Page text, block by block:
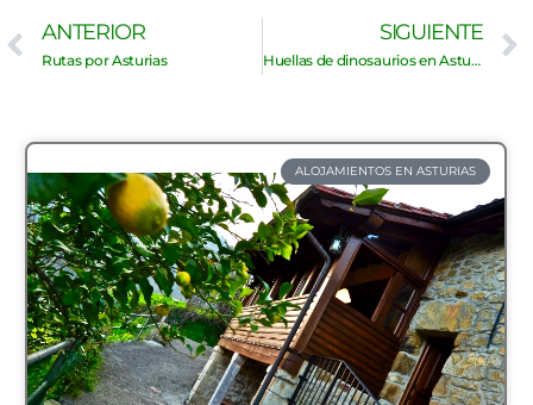
Ant
ANTERIOR
Rutas por Asturias
SIGUIENTE
Huellas de dinosaurios en Asturias. El Museo del Jurásico
ALOJAMIENTOS EN ASTURIAS